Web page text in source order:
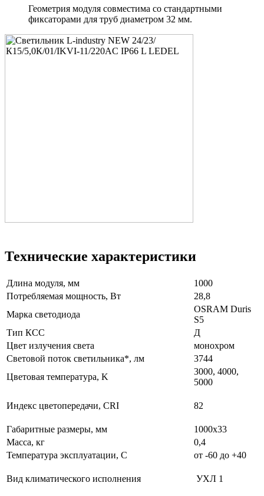
Геометрия модуля совместима со стандартными
фиксаторами для труб диаметром 32 мм.
Технические характеристики
Длина модуля, мм
1000
Потребляемая мощность, Вт
28,8
Марка светодиода
OSRAM Duris
S5
Тип КСС
Д
Цвет излучения света
монохром
Световой поток светильника*, лм
3744
Цветовая температура, K
3000, 4000,
5000
Индекс цветопередачи, CRI 82
Габаритные размеры, мм
1000х33
Масса, кг
0,4
Температура эксплуатации, С
от -60 до +40
Вид климатического исполнения УХЛ 1